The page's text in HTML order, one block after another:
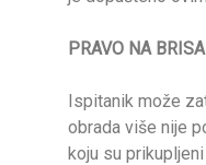
PRAVO NA
Ispitanik može
obrada više nije
koju su